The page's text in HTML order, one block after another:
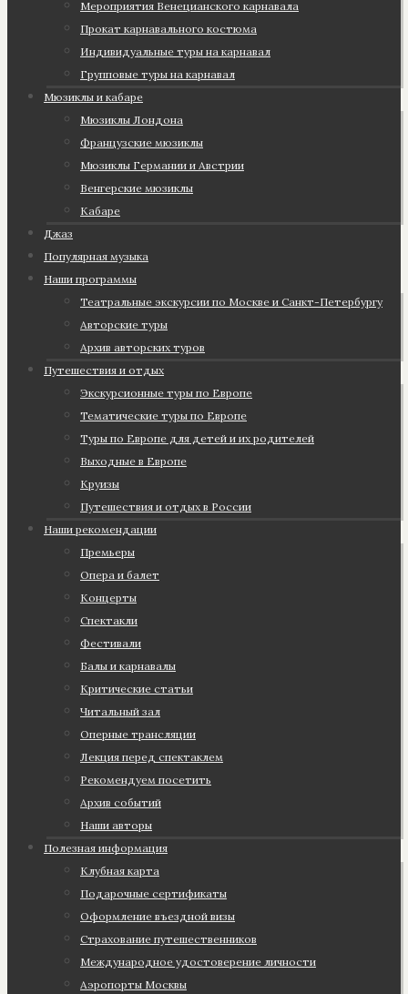
Мероприятия Венецианского карнавала
Прокат карнавального костюма
Индивидуальные туры на карнавал
Групповые туры на карнавал
Мюзиклы и кабаре
Мюзиклы Лондона
Французские мюзиклы
Мюзиклы Германии и Австрии
Венгерские мюзиклы
Кабаре
Джаз
Популярная музыка
Наши программы
Театральные экскурсии по Москве и Санкт-Петербургу
Авторские туры
Архив авторских туров
Путешествия и отдых
Экскурсионные туры по Европе
Тематические туры по Европе
Туры по Европе для детей и их родителей
Выходные в Европе
Круизы
Путешествия и отдых в России
Наши рекомендации
Премьеры
Опера и балет
Концерты
Спектакли
Фестивали
Балы и карнавалы
Критические статьи
Читальный зал
Оперные трансляции
Лекция перед спектаклем
Рекомендуем посетить
Архив событий
Наши авторы
Полезная информация
Клубная карта
Подарочные сертификаты
Оформление въездной визы
Страхование путешественников
Международное удостоверение личности
Аэропорты Москвы